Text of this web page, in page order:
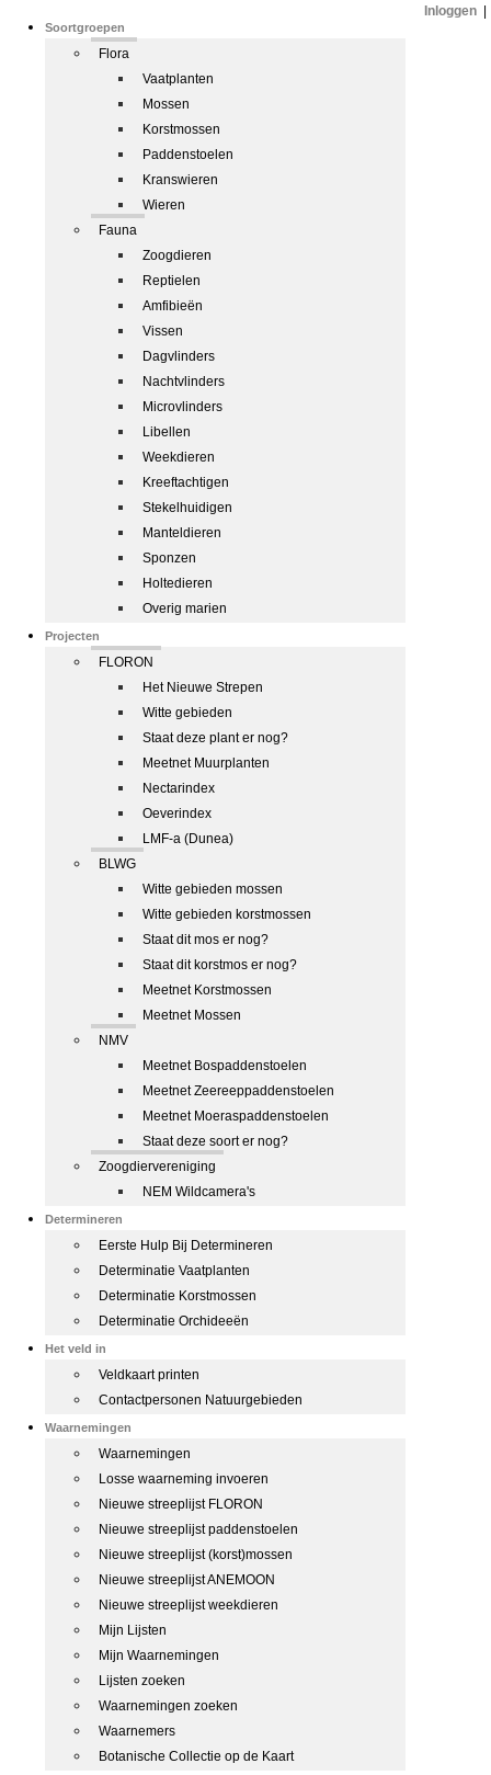
Soortgroepen
Flora
Vaatplanten
Mossen
Korstmossen
Paddenstoelen
Kranswieren
Wieren
Fauna
Zoogdieren
Reptielen
Amfibieën
Vissen
Dagvlinders
Nachtvlinders
Microvlinders
Libellen
Weekdieren
Kreeftachtigen
Stekelhuidigen
Manteldieren
Sponzen
Holtedieren
Overig marien
Projecten
FLORON
Het Nieuwe Strepen
Witte gebieden
Staat deze plant er nog?
Meetnet Muurplanten
Nectarindex
Oeverindex
LMF-a (Dunea)
BLWG
Witte gebieden mossen
Witte gebieden korstmossen
Staat dit mos er nog?
Staat dit korstmos er nog?
Meetnet Korstmossen
Meetnet Mossen
NMV
Meetnet Bospaddenstoelen
Meetnet Zeereeppaddenstoelen
Meetnet Moeraspaddenstoelen
Staat deze soort er nog?
Zoogdiervereniging
NEM Wildcamera's
Determineren
Eerste Hulp Bij Determineren
Determinatie Vaatplanten
Determinatie Korstmossen
Determinatie Orchideeën
Het veld in
Veldkaart printen
Contactpersonen Natuurgebieden
Waarnemingen
Waarnemingen
Losse waarneming invoeren
Nieuwe streeplijst FLORON
Nieuwe streeplijst paddenstoelen
Nieuwe streeplijst (korst)mossen
Nieuwe streeplijst ANEMOON
Nieuwe streeplijst weekdieren
Mijn Lijsten
Mijn Waarnemingen
Lijsten zoeken
Waarnemingen zoeken
Waarnemers
Botanische Collectie op de Kaart
Inloggen